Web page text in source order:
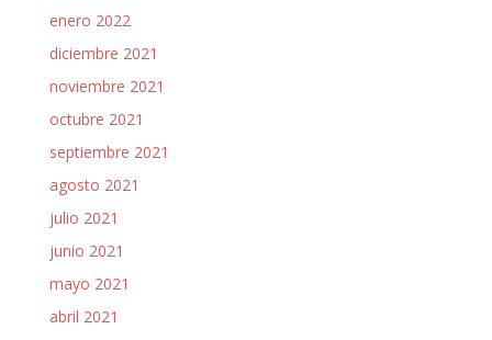
enero 2022
diciembre 2021
noviembre 2021
octubre 2021
septiembre 2021
agosto 2021
julio 2021
junio 2021
mayo 2021
abril 2021